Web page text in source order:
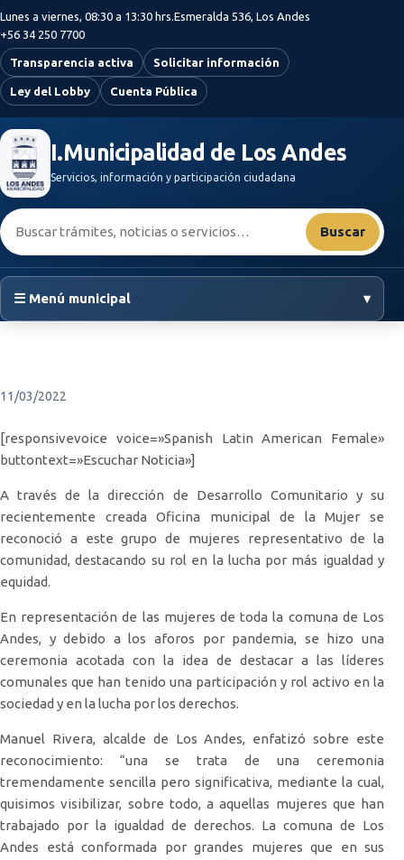
Saltar al contenido principal
Lunes a viernes, 08:30 a 13:30 hrs.Esmeralda 536, Los Andes
+56 34 250 7700
Transparencia activa Solicitar información
Ley del Lobby Cuenta Pública
I.Municipalidad de Los Andes
Servicios, información y participación ciudadana
Buscar:
Buscar
☰ Menú municipal ▾
11/03/2022
[responsivevoice voice=»Spanish Latin American Female»
buttontext=»Escuchar Noticia»]
A través de la dirección de Desarrollo Comunitario y su
recientemente creada Oficina municipal de la Mujer se
reconoció a este grupo de mujeres representativo de la
comunidad, destacando su rol en la lucha por más igualdad y
equidad.
En representación de las mujeres de toda la comuna de Los
Andes, y debido a los aforos por pandemia, se hizo una
ceremonia acotada con la idea de destacar a las líderes
comunales que han tenido una participación y rol activo en la
sociedad y en la lucha por los derechos.
Manuel Rivera, alcalde de Los Andes, enfatizó sobre este
reconocimiento: “una se trata de una ceremonia
tremendamente sencilla pero significativa, mediante la cual,
quisimos visibilizar, sobre todo, a aquellas mujeres que han
trabajado por la igualdad de derechos. La comuna de Los
Andes está conformada por grandes mujeres que en sus